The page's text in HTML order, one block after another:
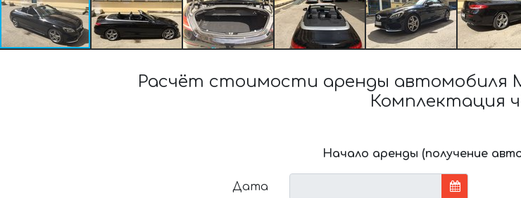
Расчёт стоимости аренды автомобиля
Комплектация
Начало аренды (получение
Дата